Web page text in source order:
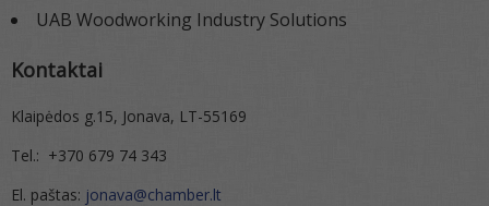
UAB Woodworking Industry Solutions
Kontaktai
Klaipėdos g.15, Jonava, LT-55169
Tel.: +370 679 74 343
El. paštas: jonava@chamber.lt